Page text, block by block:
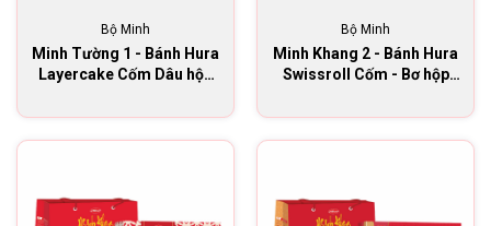
Bộ Minh
Minh Tường 1 - Bánh Hura
Layercake Cốm Dâu hộp
Bộ Minh
Minh Khang 2 - Bánh Hura
Swissroll Cốm - Bơ hộp